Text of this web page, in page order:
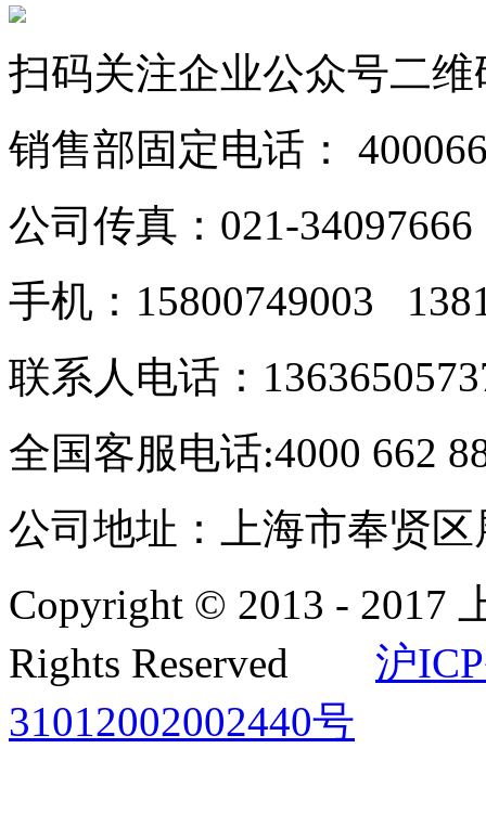
扫码关注企业公众号二维
销售部固定电话：
公司传真：021-34097666
手机：15800749003
联系人电话：
全国客服电话:4000 662
公司地址：上海市奉贤区
Copyright © 2013 - 2017
Rights Reserved 沪
31012002002440号